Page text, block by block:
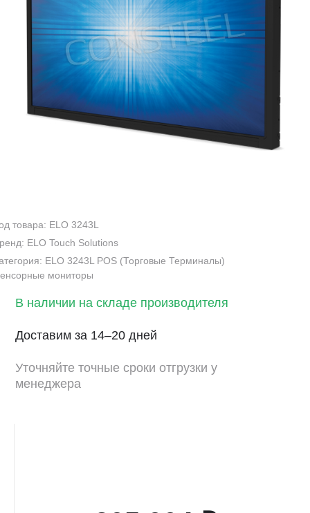
товара: ELO 3243L
ELO Touch Solutions
ELO 3243L POS (Торговые Терминалы)
мониторы
В наличии на складе производителя
Доставим за 14–20 дней
Уточняйте точные сроки отгрузки у
менеджера